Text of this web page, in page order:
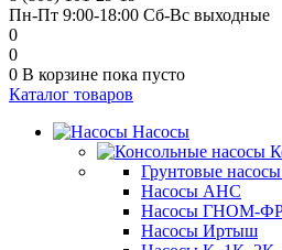
Пн-Пт 9:00-18:00 Сб-Вс выходные
0
0
0 В корзине пока пусто
Каталог товаров
Насосы
Грунтовые
Насосы АНС
Насосы ГНОМ-
Насосы Иртыш